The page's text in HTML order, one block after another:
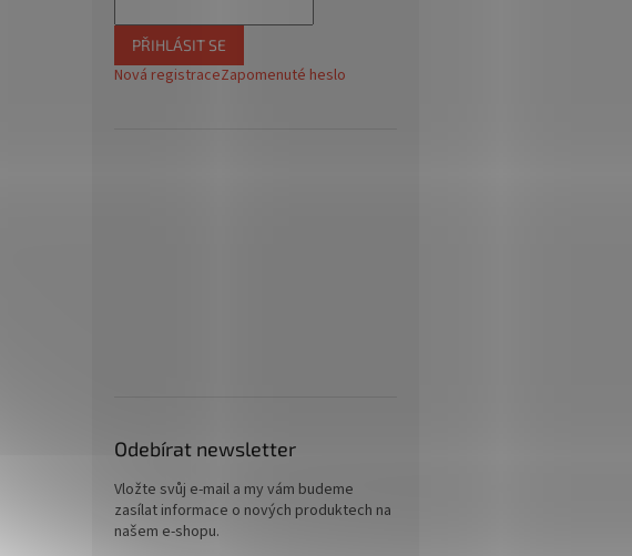
PŘIHLÁSIT SE
Nová registraceZapomenuté heslo
Odebírat newsletter
Vložte svůj e-mail a my vám budeme
zasílat informace o nových produktech na
našem e-shopu.